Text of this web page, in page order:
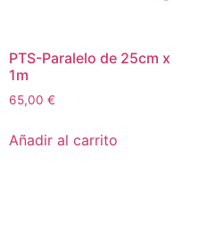
PTS-Paralelo de 25cm x
1m
65,00 €
Añadir al carrito